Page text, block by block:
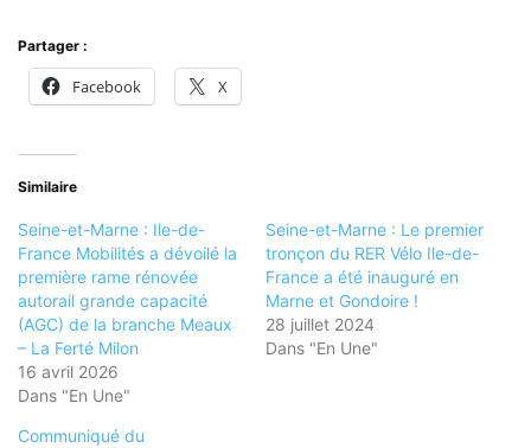
Partager :
Facebook X
Similaire
Seine-et-Marne : Ile-de-
France Mobilités a dévoilé la
première rame rénovée
autorail grande capacité
(AGC) de la branche Meaux
– La Ferté Milon
16 avril 2026
Dans "En Une"
Seine-et-Marne : Le premier
tronçon du RER Vélo Ile-de-
France a été inauguré en
Marne et Gondoire !
28 juillet 2024
Dans "En Une"
Communiqué du